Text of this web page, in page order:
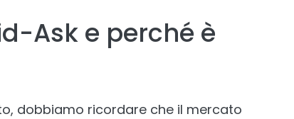
Ask e perché è
dobbiamo ricordare che il mercato